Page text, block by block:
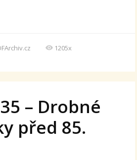
1205x
– Drobné
před 85.